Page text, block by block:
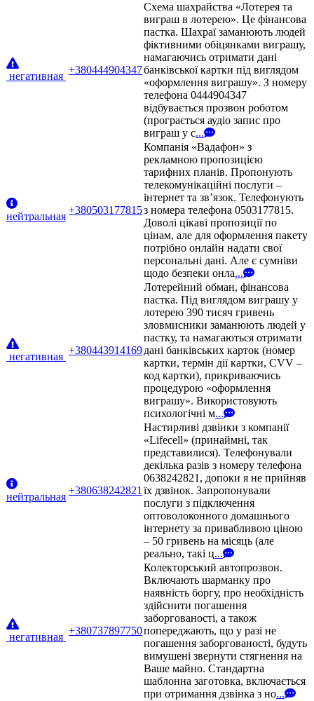
негативная
+380444904347
Схема шахрайства «Лотерея та
виграш в лотерею». Це фінансова
пастка. Шахраї заманюють людей
фіктивними обіцянками виграшу,
намагаючись отримати дані
банківської картки під виглядом
«оформлення виграшу». З номеру
телефона 0444904347
відбувається прозвон роботом
(програється аудіо запис про
виграш у с...
нейтральная
+380503177815
Компанія «Вадафон» з
рекламною пропозицією
тарифних планів. Пропонують
телекомунікаційні послуги –
інтернет та зв’язок. Телефонують
з номера телефона 0503177815.
Доволі цікаві пропозиції по
цінам, але для оформлення пакету
потрібно онлайн надати свої
персональні дані. Але є сумніви
щодо безпеки онла...
негативная
+380443914169
Лотерейний обман, фінансова
пастка. Під виглядом виграшу у
лотерею 390 тисяч гривень
зловмисники заманюють людей у
пастку, та намагаються отримати
дані банківських карток (номер
картки, термін дії картки, CVV –
код картки), прикриваючись
процедурою «оформлення
виграшу». Використовують
психологічні м...
нейтральная
+380638242821
Настирливі дзвінки з компанії
«Lifecell» (принаймні, так
представилися). Телефонували
декілька разів з номеру телефона
0638242821, допоки я не прийняв
їх дзвінок. Запропонували
послуги з підключення
оптоволоконного домашнього
інтернету за привабливою ціною
– 50 гривень на місяць (але
реально, такі ц...
негативная
+380737897750
Колекторський автопрозвон.
Включають шарманку про
наявність боргу, про необхідність
здійснити погашення
заборгованості, а також
попереджають, що у разі не
погашення заборгованості, будуть
вимушені звернути стягнення на
Ваше майно. Стандартна
шаблонна заготовка, включається
при отримання дзвінка з но...